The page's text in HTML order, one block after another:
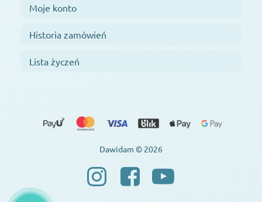
Moje konto
Historia zamówień
Lista życzeń
Dawidam © 2026